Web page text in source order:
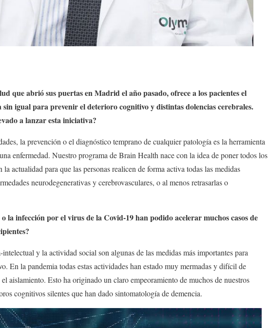
que abrió sus puertas en Madrid el año pasado, ofrece a los pacientes el
igual para prevenir el deterioro cognitivo y distintas dolencias cerebrales.
a lanzar esta iniciativa?
la prevención o el diagnóstico temprano de cualquier patología es la herramienta
enfermedad. Nuestro programa de Brain Health nace con la idea de poner todos los
actualidad para que las personas realicen de forma activa todas las medidas
neurodegenerativas y cerebrovasculares, o al menos retrasarlas o
la infección por el virus de la Covid-19 han podido acelerar muchos casos de
y la actividad social son algunas de las medidas más importantes para
En la pandemia todas estas actividades han estado muy mermadas y difícil de
aislamiento. Esto ha originado un claro empeoramiento de muchos de nuestros
cognitivos silentes que han dado sintomatología de demencia.